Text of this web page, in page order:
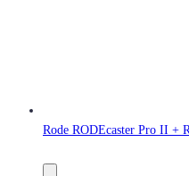
Rode RODEcaster Pro II +